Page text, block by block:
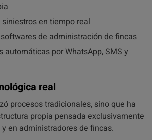
en tiempo real
de administración de fincas
automáticas por WhatsApp, SMS y
real
procesos tradicionales, sino que ha
propia pensada exclusivamente
en administradores de fincas.